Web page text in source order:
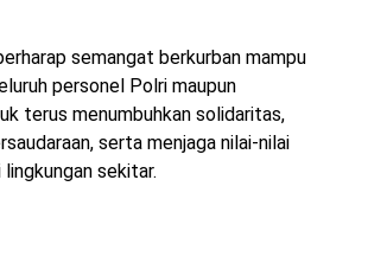
semangat berkurban mampu
personel Polri maupun
terus menumbuhkan solidaritas,
serta menjaga nilai-nilai
sekitar.